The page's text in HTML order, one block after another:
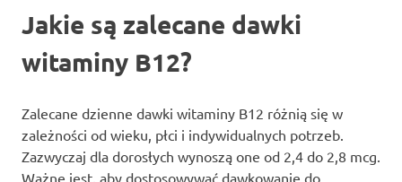
Jakie są zalecane dawki
witaminy B12?
Zalecane dzienne dawki witaminy B12 różnią się w
zależności od wieku, płci i indywidualnych potrzeb.
Zazwyczaj dla dorosłych wynoszą one od 2,4 do 2,8 mcg.
Ważne jest, aby dostosowywać dawkowanie do